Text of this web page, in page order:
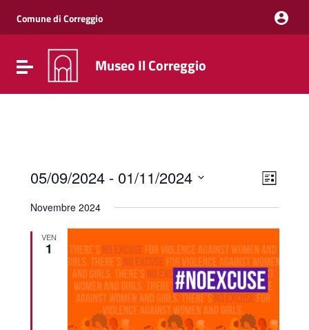
Vai al menu di navigazione
Vai al footer
Comune di Correggio
Attiva / disattiva la navigazione
Museo Il Correggio
Views
Event
Views
List
05/09/2024 - 01/11/2024
date.
Novembre 2024
VEN
1